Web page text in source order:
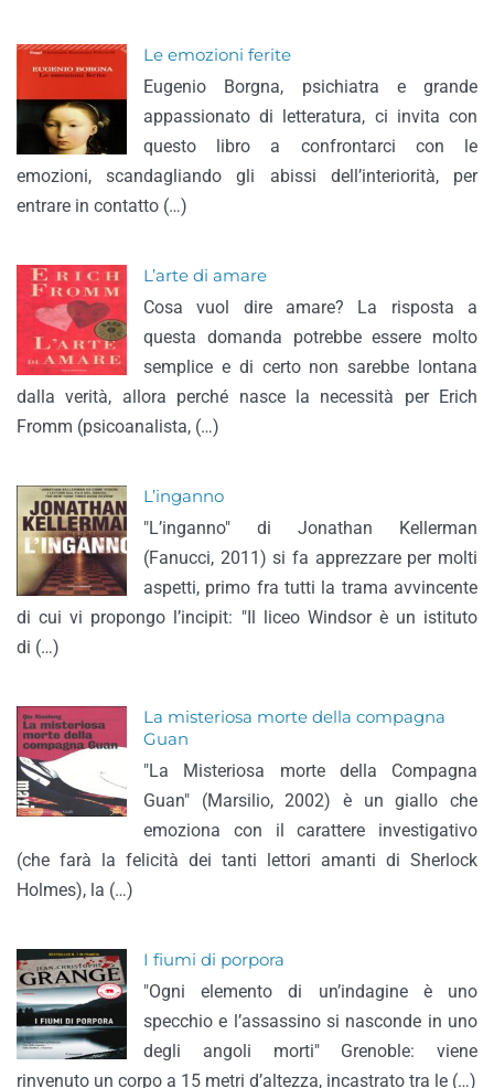
Le emozioni ferite
Eugenio Borgna, psichiatra e grande
appassionato di letteratura, ci invita con
questo libro a confrontarci con le
emozioni, scandagliando gli abissi dell’interiorità, per
entrare in contatto (…)
L’arte di amare
Cosa vuol dire amare? La risposta a
questa domanda potrebbe essere molto
semplice e di certo non sarebbe lontana
dalla verità, allora perché nasce la necessità per Erich
Fromm (psicoanalista, (…)
L’inganno
"L’inganno" di Jonathan Kellerman
(Fanucci, 2011) si fa apprezzare per molti
aspetti, primo fra tutti la trama avvincente
di cui vi propongo l’incipit: "Il liceo Windsor è un istituto
di (…)
La misteriosa morte della compagna
Guan
"La Misteriosa morte della Compagna
Guan" (Marsilio, 2002) è un giallo che
emoziona con il carattere investigativo
(che farà la felicità dei tanti lettori amanti di Sherlock
Holmes), la (…)
I fiumi di porpora
"Ogni elemento di un’indagine è uno
specchio e l’assassino si nasconde in uno
degli angoli morti" Grenoble: viene
rinvenuto un corpo a 15 metri d’altezza, incastrato tra le (…)